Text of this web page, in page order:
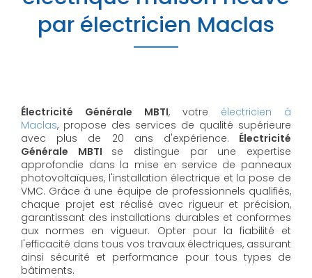
par électricien Maclas
Électricité Générale MBTI, votre électricien à
Maclas, propose des services de qualité supérieure
avec plus de 20 ans d'expérience. Électricité
Générale MBTI se distingue par une expertise
approfondie dans la mise en service de panneaux
photovoltaïques, l'installation électrique et la pose de
VMC. Grâce à une équipe de professionnels qualifiés,
chaque projet est réalisé avec rigueur et précision,
garantissant des installations durables et conformes
aux normes en vigueur. Opter pour la fiabilité et
l'efficacité dans tous vos travaux électriques, assurant
ainsi sécurité et performance pour tous types de
bâtiments.